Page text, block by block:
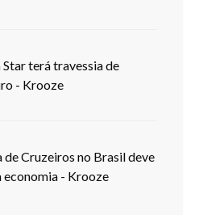
terá travessia de
- Krooze
de Cruzeiros no Brasil deve
economia - Krooze